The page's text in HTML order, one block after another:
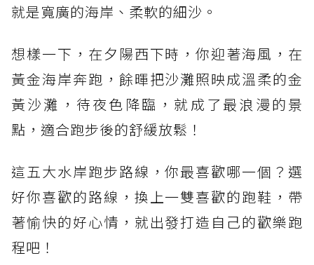
就是寬廣的海岸、柔軟的細沙。
想樣一下，在夕陽西下時，你迎著海風，在
黃金海岸奔跑，餘暉把沙灘照映成溫柔的金
黃沙灘，待夜色降臨，就成了最浪漫的景
點，適合跑步後的舒緩放鬆！
這五大水岸跑步路線，你最喜歡哪一個？選
好你喜歡的路線，換上一雙喜歡的跑鞋，帶
著愉快的好心情，就出發打造自己的歡樂跑
程吧！